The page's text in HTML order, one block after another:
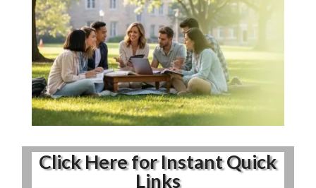
Click Here for Instant Quick
Links